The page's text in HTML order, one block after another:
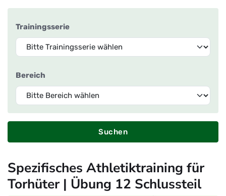
Trainingsserie
Bereich
Suchen
Spezifisches Athletiktraining für
Torhüter | Übung 12 Schlussteil